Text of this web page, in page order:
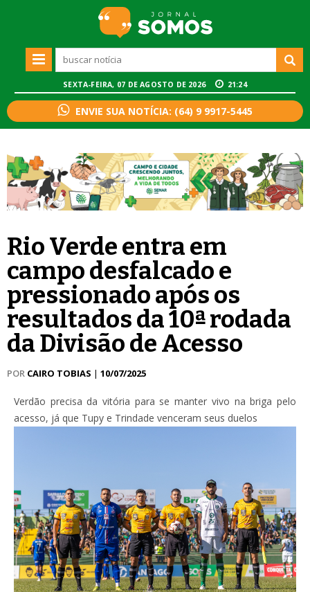
SEXTA-FEIRA, 07 DE AGOSTO DE 2026 21:24
ENVIE SUA NOTÍCIA: (64) 9 9917-5445
Rio Verde entra em
campo desfalcado e
pressionado após os
resultados da 10ª rodada
da Divisão de Acesso
POR CAIRO TOBIAS | 10/07/2025
Verdão precisa da vitória para se manter vivo na briga pelo
acesso, já que Tupy e Trindade venceram seus duelos